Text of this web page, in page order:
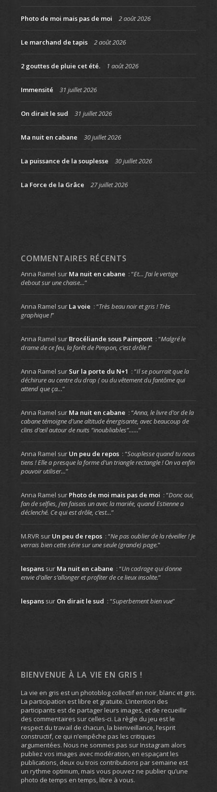
Photo de moi mais pas de moi 2 août 2026
Le marchand de tapis 2 août 2026
2 gouttes de pluie cet été. 1 août 2026
Immensité 31 juillet 2026
On dirait le sud 31 juillet 2026
Ma nuit en cabane 30 juillet 2026
La puissance de la souplesse 30 juillet 2026
La Force de la Grâce 27 juillet 2026
COMMENTAIRES RÉCENTS
Anna Ramel sur Ma nuit en cabane : “Et… J’ai le vertige
debout sur une chaise…”
Anna Ramel sur La voie : “Très beau noir et gris ! Très
graphique !”
Anna Ramel sur Brocéliande sous Paimpont : “Malgré le
drame de ce feu, la forêt de Pimpon, c’est drôle !”
Anna Ramel sur Sur la porte du N+1 : “Il se pourrait que la
déchirure au centre du drap ( ou du vêtement du fantôme qui
attend que ça…”
Anna Ramel sur Ma nuit en cabane : “Anna, le livre d’or de la
cabane témoigne d’une altitude énergisante, avec beaucoup de
clins d’œil autour de nuits “inoubliables”……”
Anna Ramel sur Un peu de repos : “Souplesse quand tu nous
tiens ! Elle a presque la forme d’un triangle rectangle ! On va enfin
pouvoir utiliser…”
Anna Ramel sur Photo de moi mais pas de moi : “Donc oui,
fan de selfies, j’en faisais un avec la mariée, quand Estienne a
déclenché. Ce qui est drôle, c’est…”
M.RVRsur Un peu de repos : “Ne pas oublier de la réveiller ! Je
verrais bien cette série sur une seule (grande) page.”
lespanssur Ma nuit en cabane : “Un cadrage qui donne
envie d’aller s’allonger et profiter de ce lieux insolite.”
lespanssur On dirait le sud : “Superbement bien vue”
BIENVENUE À LA VIE EN GRIS !
La vie en gris est un photoblog collectif en noir, blanc et gris.
La participation est libre et gratuite. L’intention des
participants est de partager leurs images, et de recueillir
des commentaires sur celles-ci. La règle du jeu est le
respect du travail de chacun, la bienveillance, l’esprit
constructif, ce qui n’empêche pas les critiques
argumentées. Nous ne sommes pas sur Instagram alors
publiez vos images avec modération, en espaçant les
publications, deux ou trois contributions par semaine est
un rythme optimum, mais vous pouvez ne publier qu’une
photo de temps en temps, libre à vous.